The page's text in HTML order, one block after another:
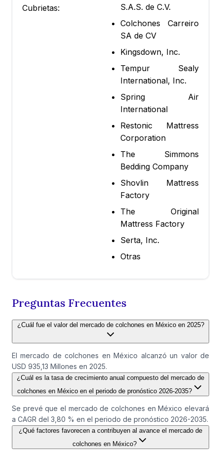
Cubrietas:
S.A.S. de C.V.
Colchones Carreiro
SA de CV
Kingsdown, Inc.
Tempur Sealy
International, Inc.
Spring Air
International
Restonic Mattress
Corporation
The Simmons
Bedding Company
Shovlin Mattress
Factory
The Original
Mattress Factory
Serta, Inc.
Otras
Preguntas Frecuentes
¿Cuál fue el valor del mercado de colchones en México en 2025?
El mercado de colchones en México alcanzó un valor de
USD 935,13 Millones en 2025.
¿Cuál es la tasa de crecimiento anual compuesto del mercado de
colchones en México en el periodo de pronóstico 2026-2035?
Se prevé que el mercado de colchones en México elevará
a CAGR del 3,80 % en el periodo de pronóstico 2026-2035.
¿Qué factores favorecen a contribuyen al avance el mercado de
colchones en México?